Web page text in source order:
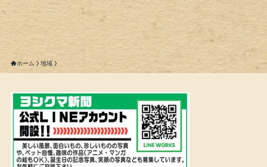
ホーム 地域